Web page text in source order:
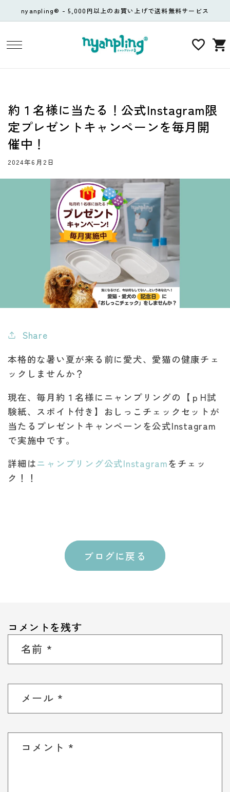
ンツに
進む
nyanpling® - 5,000円以上のお買い上げで送料無料サービス
ー
約１名様に当たる！公式Instagram限
定プレゼントキャンペーンを毎月開
催中！
2024年6月2日
Share
本格的な暑い夏が来る前に愛犬、愛猫の健康チェ
ックしませんか？
現在、毎月約１名様にニャンプリングの【ｐH試
験紙、スポイト付き】おしっこチェックセットが
当たるプレゼントキャンペーンを公式Instagram
で実施中です。
詳細はニャンプリング公式Instagramをチェッ
ク！！
ブログに戻る
コメントを残す
名前 *
メール *
コメント *